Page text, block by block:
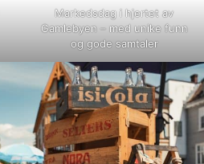
Markedsdag i hjertet av
Gamlebyen – med unike funn
og gode samtaler